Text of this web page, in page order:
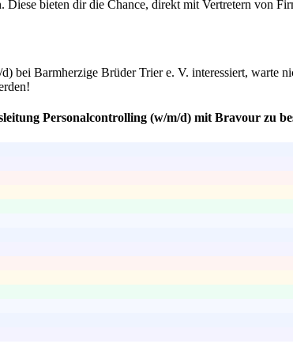
Diese bieten dir die Chance, direkt mit Vertretern von
bei Barmherzige Brüder Trier e. V. interessiert, warte
Personalcontrolling (w/m/d) mit Bravour zu